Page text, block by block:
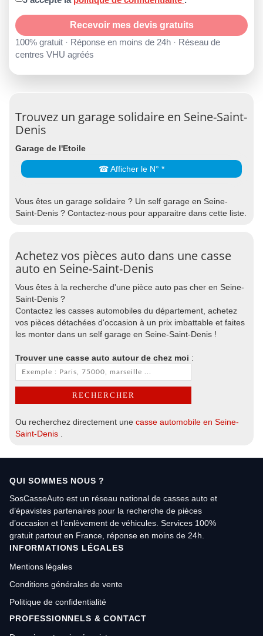
Recevoir mes devis gratuits
100% gratuit · Réponse en moins de 24h · Réseau de
centres VHU agréés
Trouvez un garage solidaire en Seine-Saint-
Denis
Garage de l'Etoile
☎ Afficher le N° *
Vous êtes un garage solidaire ? Un self garage en Seine-
Saint-Denis ? Contactez-nous pour apparaitre dans cette liste.
Achetez vos pièces auto dans une casse
auto en Seine-Saint-Denis
Vous êtes à la recherche d'une pièce auto pas cher en Seine-
Saint-Denis ?
Contactez les casses automobiles du département, achetez
vos pièces détachées d'occasion à un prix imbattable et faites
les monter dans un self garage en Seine-Saint-Denis !
Trouver une casse auto autour de chez moi :
Ou recherchez directement une casse automobile en Seine-
Saint-Denis
QUI SOMMES NOUS ?
SosCasseAuto est un réseau national de casses auto et
d’épavistes partenaires pour la recherche de pièces
d’occasion et l’enlèvement de véhicules. Services 100%
gratuit partout en France, réponse en moins de 24h.
INFORMATIONS LÉGALES
Mentions légales
Conditions générales de vente
Politique de confidentialité
PROFESSIONNELS & CONTACT